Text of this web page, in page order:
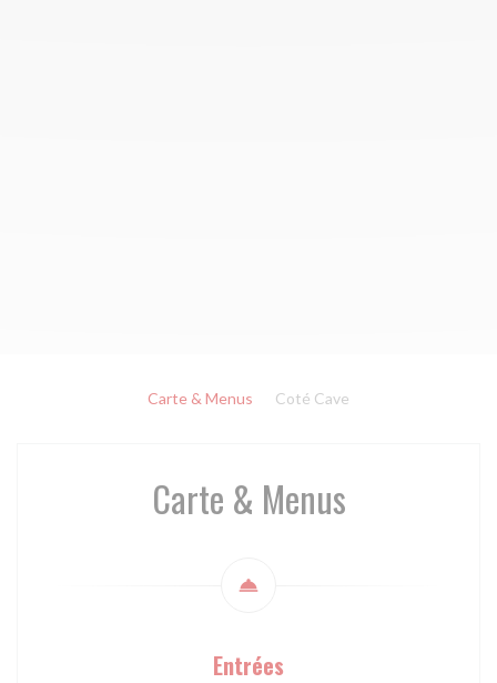
Carte & Menus Coté Cave
Carte & Menus
Entrées